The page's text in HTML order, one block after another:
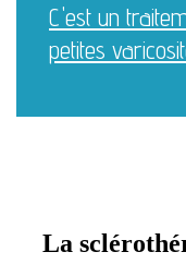
C'est un
petites
La